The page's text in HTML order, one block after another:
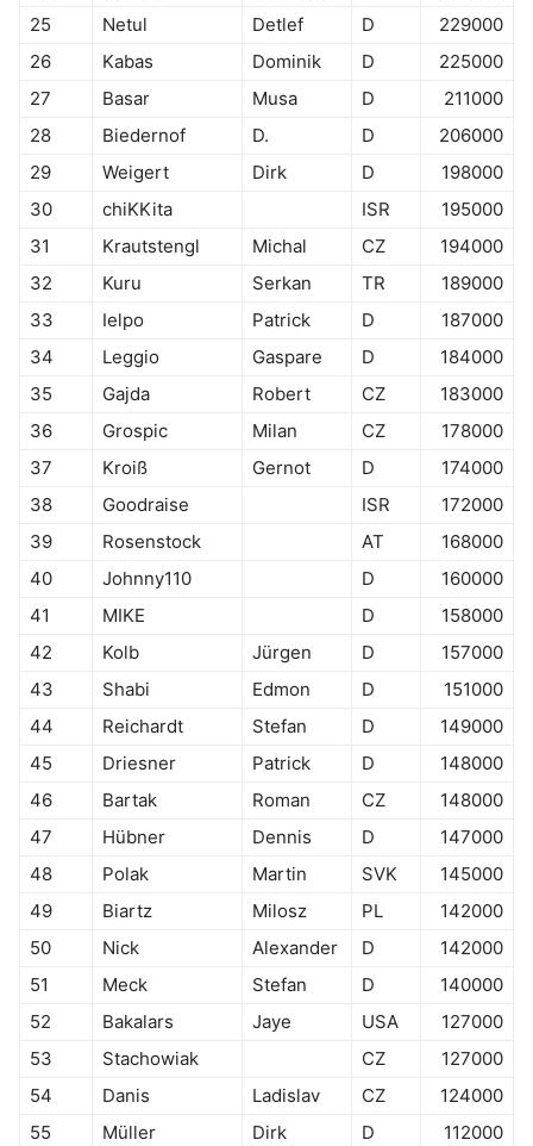
25
Netul Detlef D
229000
26
Kabas Dominik D
225000
27
Basar Musa D
211000
28
Biedernof D. D
206000
29
Weigert Dirk D
198000
30
chiKKita ISR
195000
31
Krautstengl Michal CZ
194000
32
Kuru Serkan TR
189000
33
Ielpo Patrick D
187000
34
Leggio Gaspare D
184000
35
Gajda Robert CZ
183000
36
Grospic Milan CZ
178000
37
Kroiß Gernot D
174000
38
Goodraise ISR
172000
39
Rosenstock AT
168000
40
Johnny110 D
160000
41
MIKE D
158000
42
Kolb Jürgen D
157000
43
Shabi Edmon D
151000
44
Reichardt Stefan D
149000
45
Driesner Patrick D
148000
46
Bartak Roman CZ
148000
47
Hübner Dennis D
147000
48
Polak Martin SVK
145000
49
Biartz Milosz PL
142000
50
Nick Alexander D
142000
51
Meck Stefan D
140000
52
Bakalars Jaye USA
127000
53
Stachowiak CZ
127000
54
Danis Ladislav CZ
124000
55
Müller Dirk D 112000